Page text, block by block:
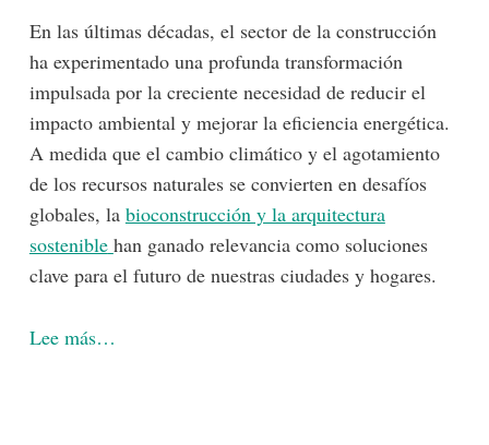
En las últimas décadas, el sector de la construcción
ha experimentado una profunda transformación
impulsada por la creciente necesidad de reducir el
impacto ambiental y mejorar la eficiencia energética.
A medida que el cambio climático y el agotamiento
de los recursos naturales se convierten en desafíos
globales, la bioconstrucción y la arquitectura
sostenible han ganado relevancia como soluciones
clave para el futuro de nuestras ciudades y hogares.
Lee más…